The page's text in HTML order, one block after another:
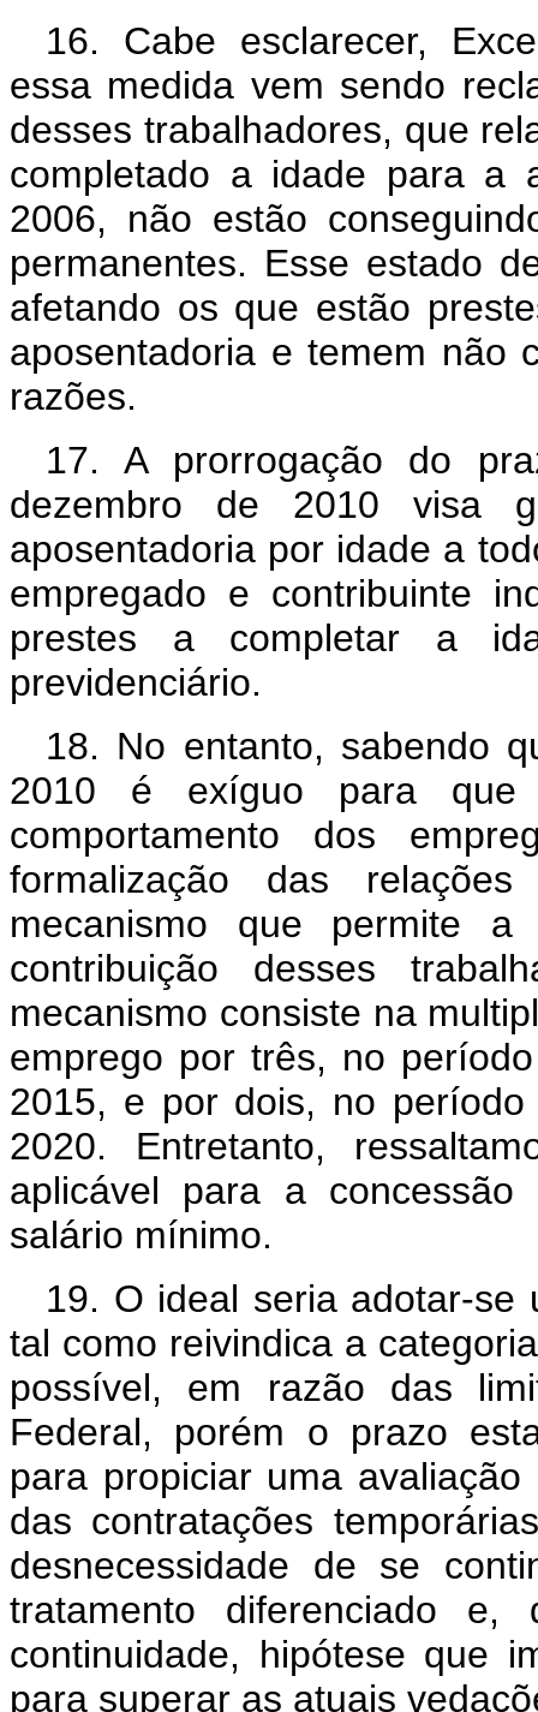
16. Cabe esclarecer,
essa medida vem sendo
desses trabalhadores, que
completado a idade para a
2006, não estão
permanentes. Esse estado
afetando os que estão
aposentadoria e temem não
razões.
17. A prorrogação do
dezembro de 2010 visa
aposentadoria por idade a
empregado e contribuinte
prestes a completar a
previdenciário.
18. No entanto, sabendo
2010 é exíguo para que
comportamento dos
formalização das
mecanismo que permite
contribuição desses
mecanismo consiste na
emprego por três, no
2015, e por dois, no
2020. Entretanto,
aplicável para a
salário mínimo.
19. O ideal seria adotar-se
tal como reivindica a
possível, em razão das
Federal, porém o prazo
para propiciar uma
das contratações
desnecessidade de se
tratamento diferenciado
continuidade, hipótese que
para superar as atuais